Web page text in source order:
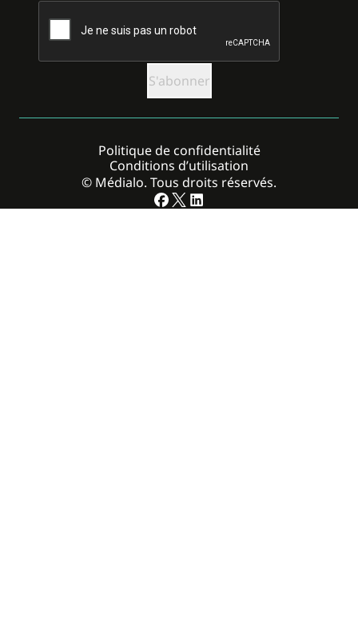
© Médialo. Tous droits réservés.
Politique de confidentialité
Conditions d’utilisation